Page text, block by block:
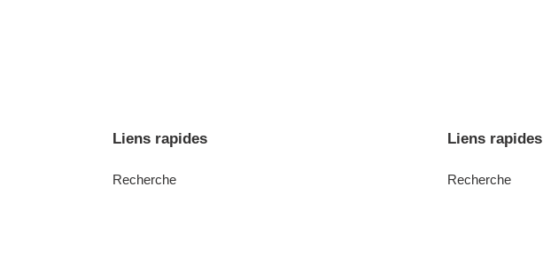
Liens rapides
Recherche
Liens rapides
Recherche